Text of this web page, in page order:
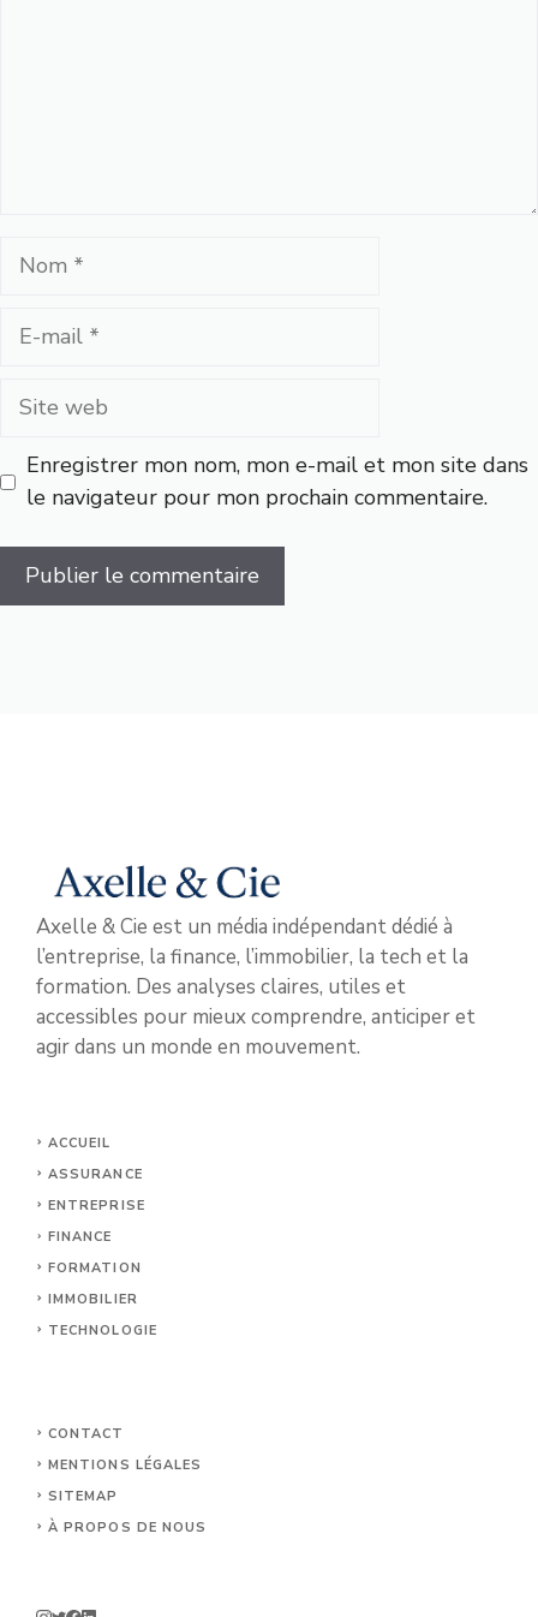
Nom
Site
Enregistrer mon nom, mon e-mail et mon site dans
le navigateur pour mon prochain commentaire.
Axelle & Cie est un média indépendant dédié à
l’entreprise, la finance, l’immobilier, la tech et la
formation. Des analyses claires, utiles et
accessibles pour mieux comprendre, anticiper et
agir dans un monde en mouvement.
ACCUEIL
ASSURANCE
ENTREPRISE
FINANCE
FORMATION
IMMOBILIER
TECHNOLOGIE
CONTACT
MENTIONS LÉGALES
SITEMAP
À PROPOS DE NOUS